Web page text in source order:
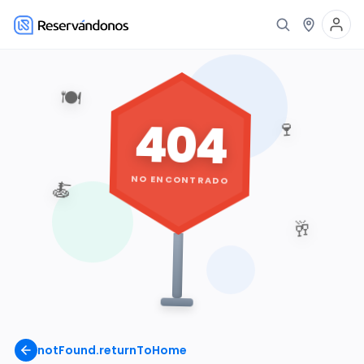
notFound.returnToHome
🍽️
🍷
🥂
🍝
404
NO ENCONTRADO